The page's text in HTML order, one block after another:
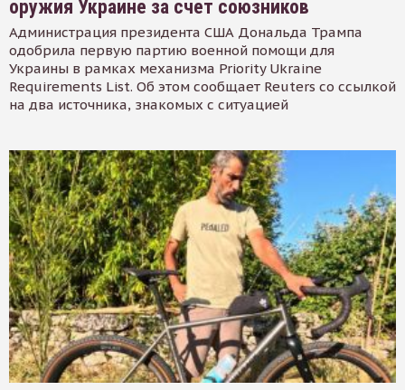
оружия Украине за счет союзников
Администрация президента США Дональда Трампа
одобрила первую партию военной помощи для
Украины в рамках механизма Priority Ukraine
Requirements List. Об этом сообщает Reuters со ссылкой
на два источника, знакомых с ситуацией